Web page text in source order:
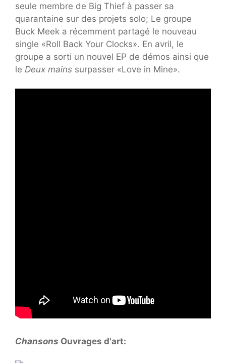
seule membre de Big Thief à passer sa
quarantaine sur des projets solo; Le groupe
Buck Meek a récemment partagé le nouveau
single «Roll Back Your Clocks». En avril, le
groupe a sorti un nouvel EP de démos ainsi que
le Deux mains surpasser «Love in Mine».
Chansons Ouvrages d'art: